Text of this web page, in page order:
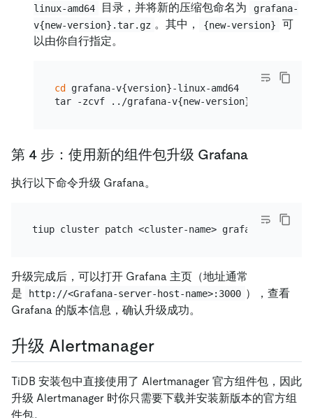
linux-amd64
目录，并将新的压缩包命名为
grafana-
v{new-version}.tar.gz 。其中， {new-version}
可
以由你自行指定。
cd grafana-v{version}-linux-amd64
第 4 步：使用新的组件包升级 Grafana
执行以下命令升级 Grafana。
升级完成后，可以打开 Grafana 主页（地址通常
是
http://<Grafana-server-host-name>:3000 ），查看
Grafana 的版本信息，确认升级成功。
升级 Alertmanager
TiDB 安装包中直接使用了 Alertmanager 官方组件包，因此
升级 Alertmanager 时你只需要下载并安装新版本的官方组
件包。